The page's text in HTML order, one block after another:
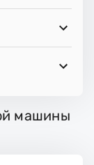
машины